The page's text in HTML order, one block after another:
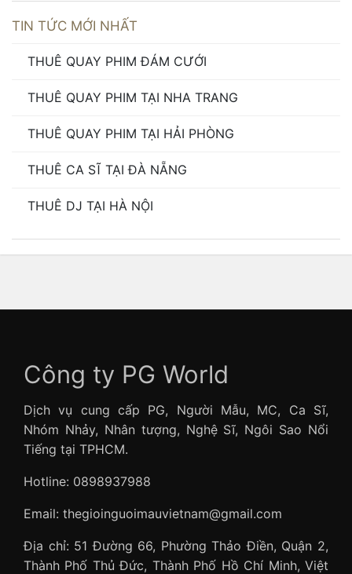
TIN TỨC MỚI NHẤT
THUÊ QUAY PHIM ĐÁM CƯỚI
THUÊ QUAY PHIM TẠI NHA TRANG
THUÊ QUAY PHIM TẠI HẢI PHÒNG
THUÊ CA SĨ TẠI ĐÀ NẴNG
THUÊ DJ TẠI HÀ NỘI
Công ty PG World
Dịch vụ cung cấp PG, Người Mẫu, MC, Ca Sĩ,
Nhóm Nhảy, Nhân tượng, Nghệ Sĩ, Ngôi Sao Nổi
Tiếng tại TPHCM.
Hotline: 0898937988
Email: thegioinguoimauvietnam@gmail.com
Địa chỉ: 51 Đường 66, Phường Thảo Điền, Quận 2,
Thành Phố Thủ Đức, Thành Phố Hồ Chí Minh, Việt